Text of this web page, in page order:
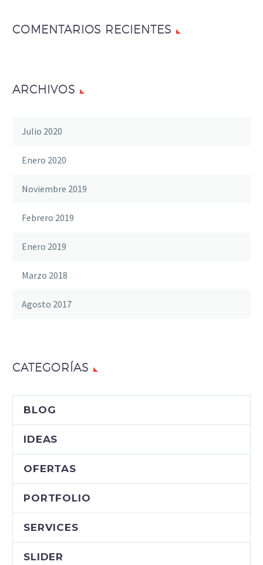
COMENTARIOS RECIENTES
ARCHIVOS
Julio 2020
Enero 2020
Noviembre 2019
Febrero 2019
Enero 2019
Marzo 2018
Agosto 2017
CATEGORÍAS
BLOG
IDEAS
OFERTAS
PORTFOLIO
SERVICES
SLIDER